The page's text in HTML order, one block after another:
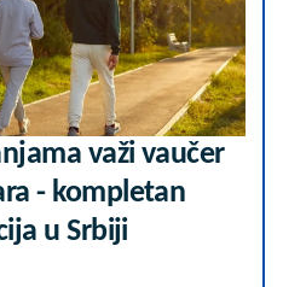
važi vaučer
- kompletan
u Srbiji